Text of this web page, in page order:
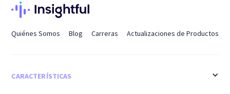
Quiénes Somos Blog Carreras Actualizaciones de Productos
CARACTERÍSTICAS